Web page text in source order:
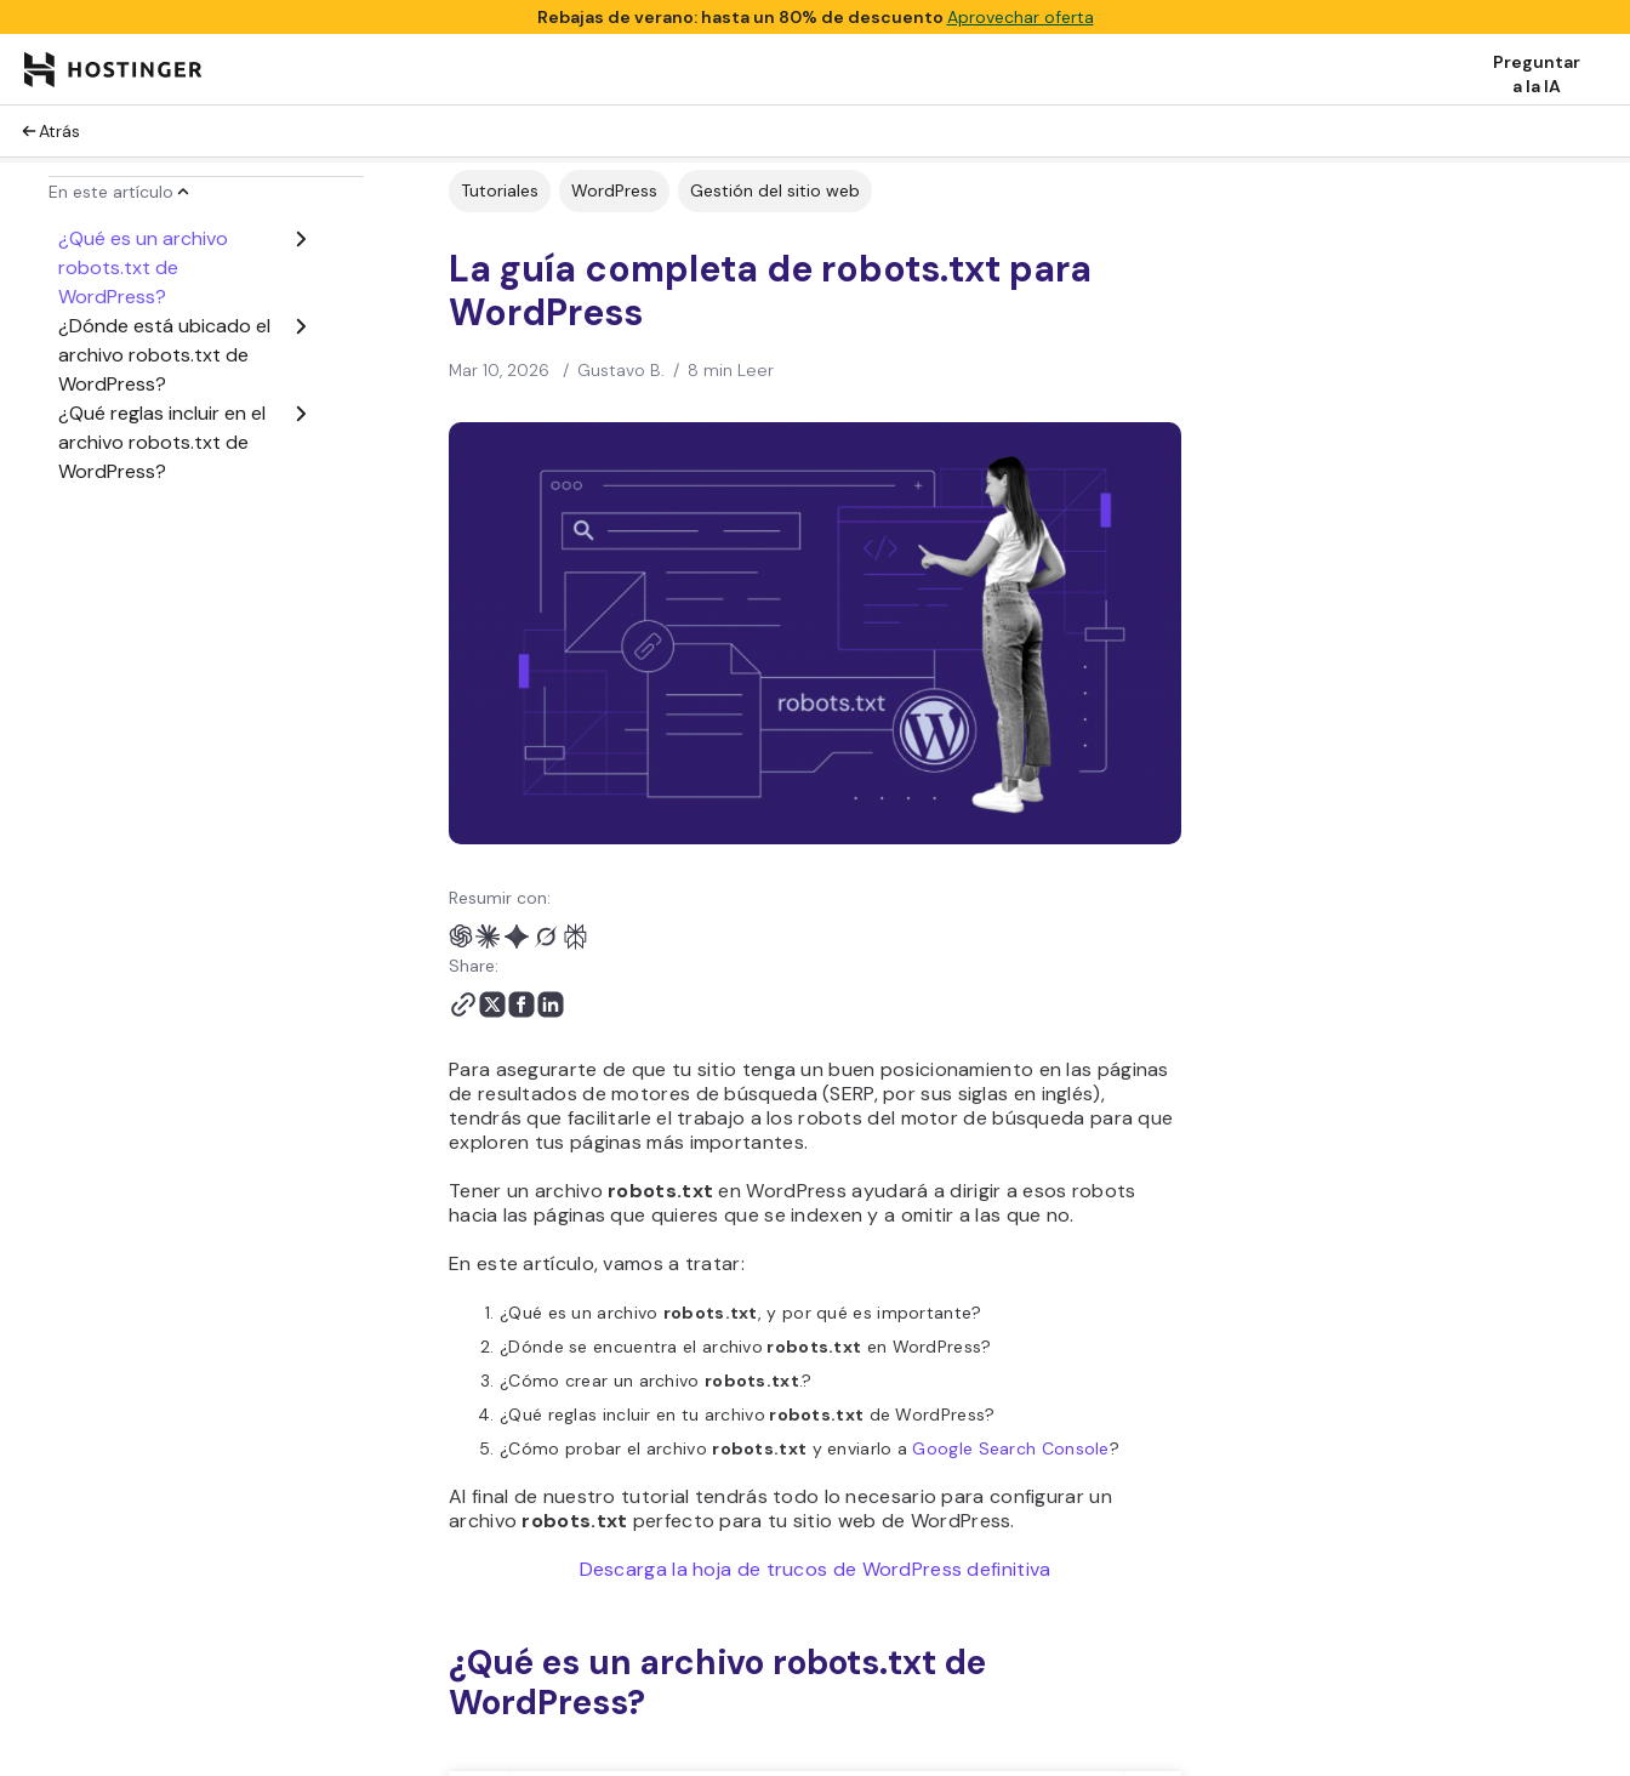
Rebajas de verano: hasta un 80% de descuento Aprovechar oferta
Preguntar
a la IA
Atrás
En este artículo
¿Qué es un archivo
robots.txt de
WordPress?
¿Dónde está ubicado el
archivo robots.txt de
WordPress?
¿Qué reglas incluir en el
archivo robots.txt de
WordPress?
Tutoriales WordPress Gestión del sitio web
La guía completa de robots.txt para
WordPress
Mar 10, 2026 / Gustavo B. / 8 min Leer
Resumir con:
Share:
Para asegurarte de que tu sitio tenga un buen posicionamiento en las páginas
de resultados de motores de búsqueda (SERP, por sus siglas en inglés),
tendrás que facilitarle el trabajo a los robots del motor de búsqueda para que
exploren tus páginas más importantes.
Tener un archivo robots.txt en WordPress ayudará a dirigir a esos robots
hacia las páginas que quieres que se indexen y a omitir a las que no.
En este artículo, vamos a tratar:
¿Qué es un archivo robots.txt, y por qué es importante?
¿Dónde se encuentra el archivo robots.txt en WordPress?
¿Cómo crear un archivo robots.txt.?
¿Qué reglas incluir en tu archivo robots.txt de WordPress?
¿Cómo probar el archivo robots.txt y enviarlo aGoogle Search Console?
Al final de nuestro tutorial tendrás todo lo necesario para configurar un
archivo robots.txt perfecto para tu sitio web de WordPress.
Descarga la hoja de trucos de WordPress definitiva
¿Qué es un archivo robots.txt de
WordPress?